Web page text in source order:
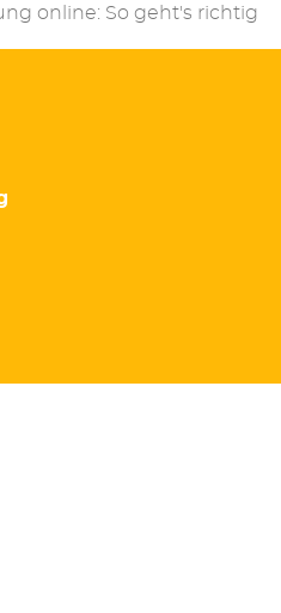
online: So geht's richtig